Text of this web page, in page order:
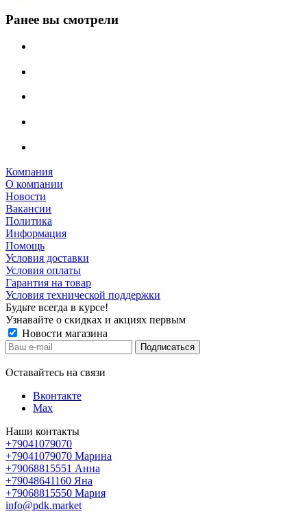
Ранее вы смотрели
Компания
О компании
Новости
Вакансии
Политика
Информация
Помощь
Условия доставки
Условия оплаты
Гарантия на товар
Условия технической поддержки
Будьте всегда в курсе!
Узнавайте о скидках и акциях первым
Новости магазина
Оставайтесь на связи
Вконтакте
Max
Наши контакты
+79041079070
+79041079070 Марина
+79068815551 Анна
+79048641160 Яна
+79068815550 Мария
info@pdk.market